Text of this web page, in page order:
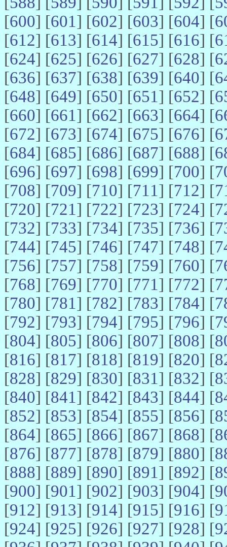
[600] [601] [602] [603] [604] [
[612] [613] [614] [615] [616] [
[624] [625] [626] [627] [628] [
[636] [637] [638] [639] [640] [
[648] [649] [650] [651] [652] [
[660] [661] [662] [663] [664] [
[672] [673] [674] [675] [676] [
[684] [685] [686] [687] [688] [
[696] [697] [698] [699] [700] [
[708] [709] [710] [711] [712] [
[720] [721] [722] [723] [724] [
[732] [733] [734] [735] [736] [
[744] [745] [746] [747] [748] [
[756] [757] [758] [759] [760] [
[768] [769] [770] [771] [772] [
[780] [781] [782] [783] [784] [
[792] [793] [794] [795] [796] [
[804] [805] [806] [807] [808] [
[816] [817] [818] [819] [820] [
[828] [829] [830] [831] [832] [
[840] [841] [842] [843] [844] [
[852] [853] [854] [855] [856] [
[864] [865] [866] [867] [868] [
[876] [877] [878] [879] [880] [
[888] [889] [890] [891] [892] [
[900] [901] [902] [903] [904] [
[912] [913] [914] [915] [916] [
[924] [925] [926] [927] [928] [